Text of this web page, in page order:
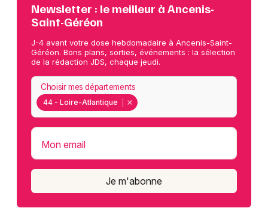
Newsletter : le meilleur à Ancenis-
Saint-Géréon
J-4 avant votre dose hebdomadaire à Ancenis-Saint-
Géréon. Bons plans, sorties, événements : la sélection
de la rédaction JDS, chaque jeudi.
44 - Loire-Atlantique
Choisir mes départements
Mon email
Je m'abonne